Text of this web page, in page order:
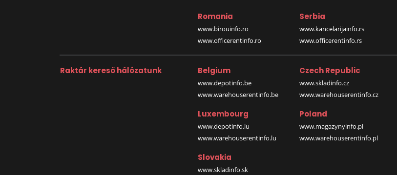
Romania
www.birouinfo.ro
www.officerentinfo.ro
Serbia
www.kancelarijainfo.rs
www.officerentinfo.rs
Raktár kereső hálózatunk Belgium
www.depotinfo.be
www.warehouserentinfo.be
Czech Republic
www.skladinfo.cz
www.warehouserentinfo.cz
Luxembourg
www.depotinfo.lu
www.warehouserentinfo.lu
Poland
www.magazynyinfo.pl
www.warehouserentinfo.pl
Slovakia
www.skladinfo.sk